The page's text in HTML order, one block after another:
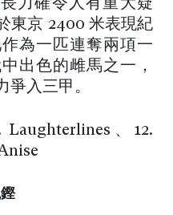
力確令人有重大疑
東京 2400 米表現紀
為一匹連奪兩項一
出色的雌馬之一，
爭入三甲。
Laughterlines、12.